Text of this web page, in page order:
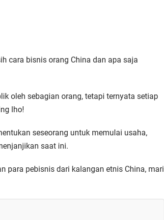
cara bisnis orang China dan apa saja
oleh sebagian orang, tetapi ternyata setiap
lho!
seseorang untuk memulai usaha,
saat ini.
para pebisnis dari kalangan etnis China, mari